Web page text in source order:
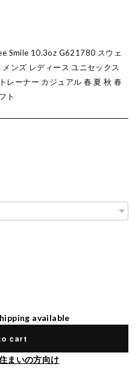
Smile 10.3oz G621780 スウェ
ンズ レディース ユニセックス
レーナー カジュアル 春 夏 秋 春
ト
available
cart
まいの方向け